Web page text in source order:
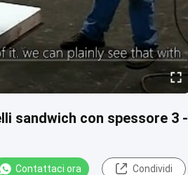
sandwich con spessore 3 -
Contattaci ora Condividi